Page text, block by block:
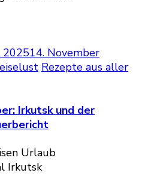
202514. November
Rezepte aus aller
Irkutsk und der